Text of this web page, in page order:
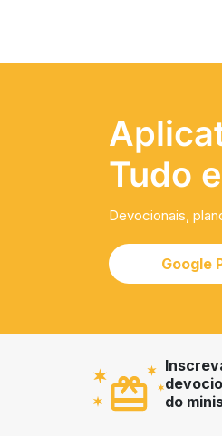
Tudo
Devocionais,
Google
do